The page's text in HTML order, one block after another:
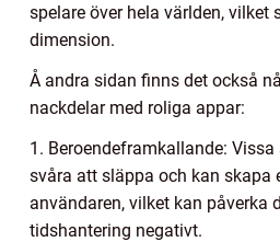
spelare över hela världen, vilket
dimension.
Å andra sidan finns det också
nackdelar med roliga appar:
1. Beroendeframkallande:
svåra att släppa och kan skapa
användaren, vilket kan påverka
tidshantering negativt.